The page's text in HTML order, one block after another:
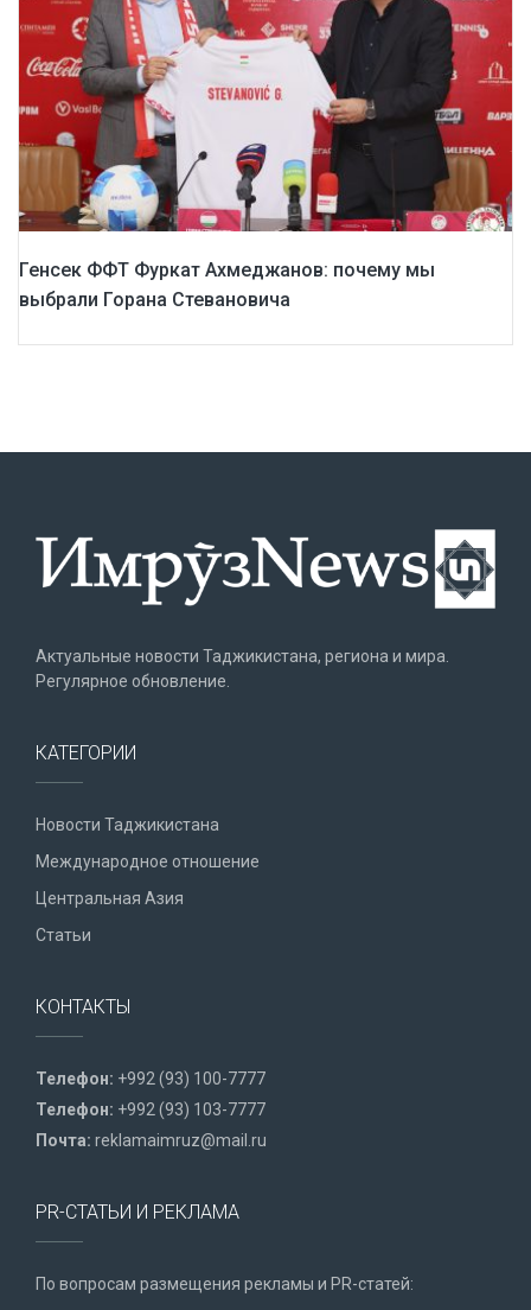
Генсек ФФТ Фуркат Ахмеджанов: почему мы
выбрали Горана Стевановича
Актуальные новости Таджикистана, региона и мира.
Регулярное обновление.
КАТЕГОРИИ
Новости Таджикистана
Международное отношение
Центральная Азия
Статьи
КОНТАКТЫ
Телефон: +992 (93) 100-7777
Телефон: +992 (93) 103-7777
Почта: reklamaimruz@mail.ru
PR-СТАТЬИ И РЕКЛАМА
По вопросам размещения рекламы и PR-статей: